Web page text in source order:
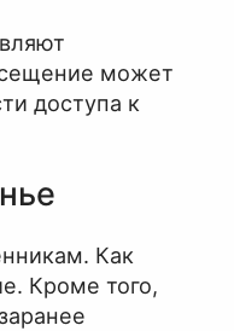
может
доступа к
Как
Кроме того,